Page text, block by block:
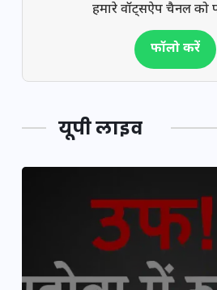
हमारे वॉट्सऐप चैनल को
फॉलो करें
यूपी लाइव